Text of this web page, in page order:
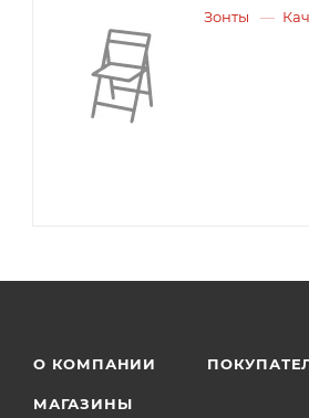
Зонты
О КОМПАНИИ
МАГАЗИНЫ